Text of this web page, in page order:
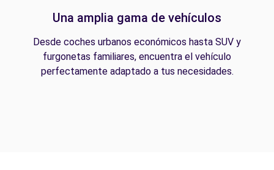
Una amplia gama de vehículos
Desde coches urbanos económicos hasta SUV y
furgonetas familiares, encuentra el vehículo
perfectamente adaptado a tus necesidades.